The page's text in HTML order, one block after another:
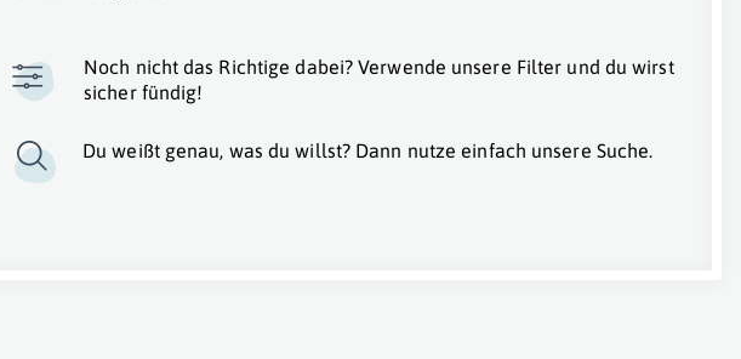
Noch nicht das Richtige dabei? Verwende unsere Filter und du wirst
sicher fündig!
Du weißt genau, was du willst? Dann nutze einfach unsere Suche.